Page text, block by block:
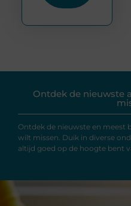
Ontdek de nieuwste
Ontdek de nieuwste en meest
wilt missen. Duik in diverse
altijd goed op de hoogte bent